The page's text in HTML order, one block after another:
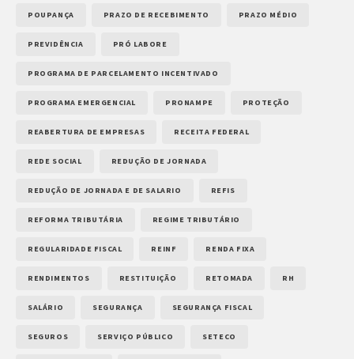
POUPANÇA PRAZO DE RECEBIMENTO PRAZO MÉDIO
PREVIDÊNCIA PRÓ LABORE
PROGRAMA DE PARCELAMENTO INCENTIVADO
PROGRAMA EMERGENCIAL PRONAMPE PROTEÇÃO
REABERTURA DE EMPRESAS RECEITA FEDERAL
REDE SOCIAL REDUÇÃO DE JORNADA
REDUÇÃO DE JORNADA E DE SALARIO REFIS
REFORMA TRIBUTÁRIA REGIME TRIBUTÁRIO
REGULARIDADE FISCAL REINF RENDA FIXA
RENDIMENTOS RESTITUIÇÃO RETOMADA RH
SALÁRIO SEGURANÇA SEGURANÇA FISCAL
SEGUROS SERVIÇO PÚBLICO SETECO